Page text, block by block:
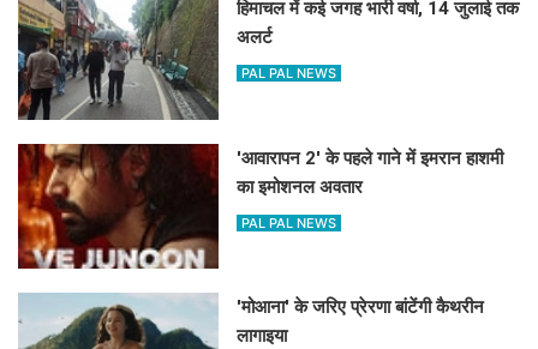
हिमाचल में कई जगह भारी वर्षा, 14 जुलाई तक
अलर्ट
PAL PAL NEWS
'आवारापन 2' के पहले गाने में इमरान हाशमी
का इमोशनल अवतार
PAL PAL NEWS
'मोआना' के जरिए प्रेरणा बांटेंगी कैथरीन
लागाइया